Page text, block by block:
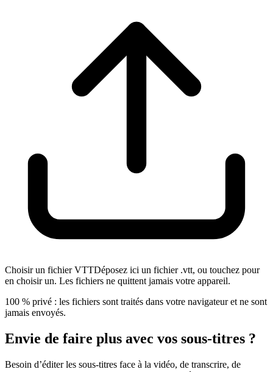
Choisir un fichier VTTDéposez ici un fichier .vtt, ou touchez pour
en choisir un. Les fichiers ne quittent jamais votre appareil.
100 % privé : les fichiers sont traités dans votre navigateur et ne sont
jamais envoyés.
Envie de faire plus avec vos sous-titres ?
Besoin d’éditer les sous-titres face à la vidéo, de transcrire, de